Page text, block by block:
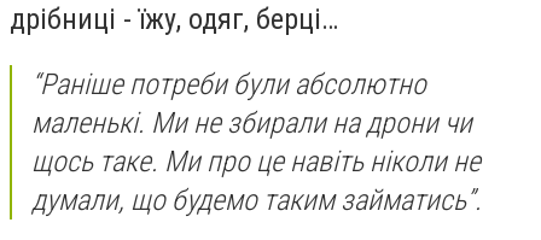
дрібниці - їжу, одяг, берці…
“Раніше потреби були абсолютно
маленькі. Ми не збирали на дрони чи
щось таке. Ми про це навіть ніколи не
думали, що будемо таким займатись”.